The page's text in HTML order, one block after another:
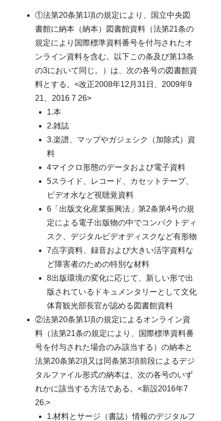
①法第20条第1項の規定により、国立中央図
書館に納本（納本）図書館資料（法第21条の
規定により国際標準資料番号を付与されたオ
ンライン資料を含む。以下この条及び第13条
の3において同じ。）は、次の各号の図書館資
料とする。<改正2008年12月31日、2009年9
21、2016 7 26>
1.本
2.雑誌
3.楽譜、マップやガジェシク（加除式）資
料
4マイクロ形態のデータおよび電子資料
5スライド、レコード、カセットテープ、
ビデオ水など視聴覚資料
6「出版文化産業振興法」第2条第4号の規
定による電子出版物の中でコンパクトディ
スク、デジタルビデオディスクなど有形物
7点字資料、録音および大きい活字資料な
ど障害者のための特別な材料
8出版環境の変化に応じて、新しい形で出
版されているドキュメンタリーとして文化
体育観光部長官が認める図書館資料
②法第20条第1項の規定によるオンライン資
料（法第21条の規定により、国際標準資料番
号を付与された場合のみ該当する）の納本と
法第20条第2項又は同条第3項前段によるデジ
タルファイル形式の納本は、次の各号のいず
れかに該当する方法である。<新設2016年7
26.>
1.材料とサージ（書誌）情報のデジタルフ